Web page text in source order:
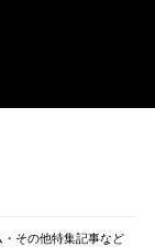
その他特集記事など